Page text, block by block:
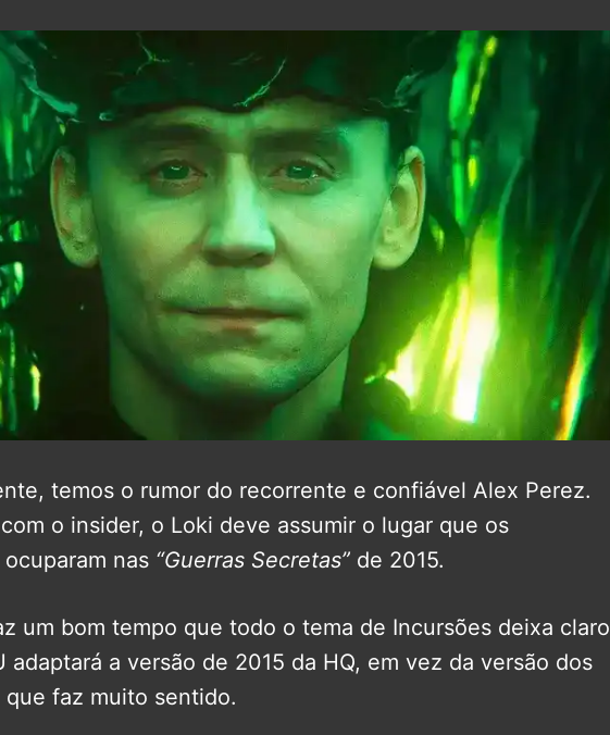
temos o rumor do recorrente e confiável Alex Perez.
o insider, o Loki deve assumir o lugar que os
nas “Guerras Secretas” de 2015.
um bom tempo que todo o tema de Incursões deixa claro
adaptará a versão de 2015 da HQ, em vez da versão dos
que faz muito sentido.